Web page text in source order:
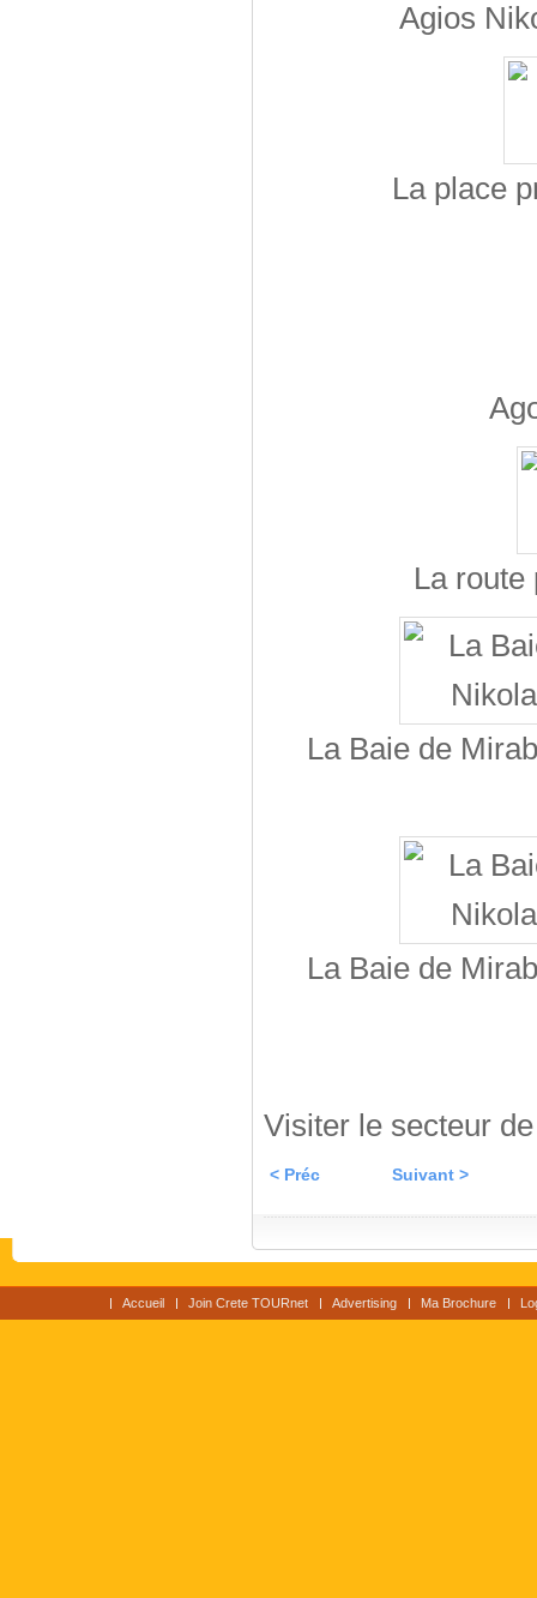
Agios
La place
La route
La Baie de
La Baie de
Visiter le secteur
< Préc Suivant >
Accueil Join Crete TOURnet Advertising Ma Brochure